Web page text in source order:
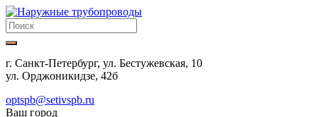
г. Санкт-Петербург, ул. Бестужевская, 10
ул. Орджоникидзе, 42б
optspb@setivspb.ru
Ваш город